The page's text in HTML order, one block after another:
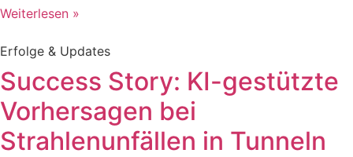
Weiterlesen »
Erfolge & Updates
Success Story: KI-gestützte
Vorhersagen bei
Strahlenunfällen in Tunneln